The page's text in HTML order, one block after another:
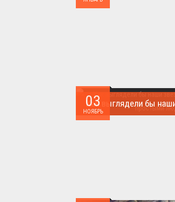
03
НОЯБРЬ
Такого поворота событий